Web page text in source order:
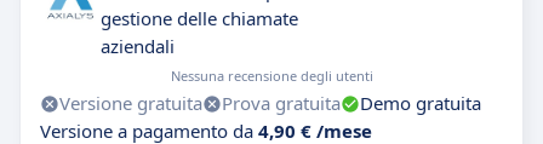
gestione delle chiamate
aziendali
Nessuna recensione degli utenti
Versione gratuita Prova gratuita
Demo gratuita
Versione a pagamento da 4,90 € /mese